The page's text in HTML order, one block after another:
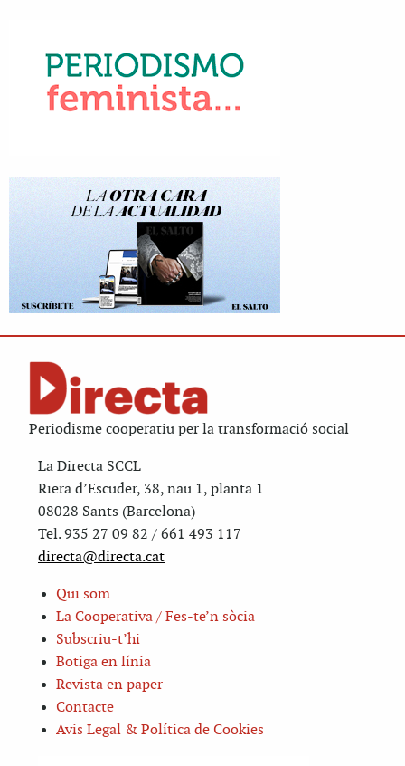
Periodisme cooperatiu per la transformació social
La Directa SCCL
Riera d’Escuder, 38, nau 1, planta 1
08028 Sants (Barcelona)
Tel. 935 27 09 82 / 661 493 117
directa@directa.cat
Qui som
La Cooperativa / Fes-te’n sòcia
Subscriu-t’hi
Botiga en línia
Revista en paper
Contacte
Avis Legal & Política de Cookies